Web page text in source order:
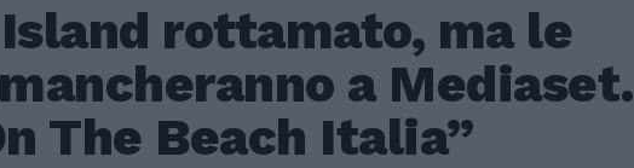
rottamato, ma le
a Mediaset.
The Beach Italia”